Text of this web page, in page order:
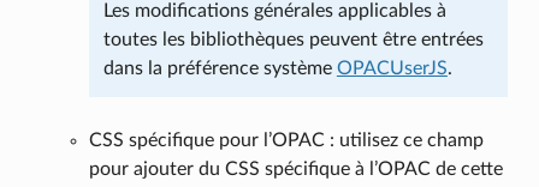
Les modifications générales applicables à
toutes les bibliothèques peuvent être entrées
dans la préférence système OPACUserJS.
CSS spécifique pour l’OPAC : utilisez ce champ
pour ajouter du CSS spécifique à l’OPAC de cette